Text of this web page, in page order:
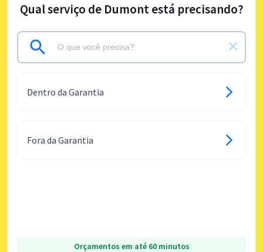
Qual serviço de Dumont está precisando?
Dentro da Garantia
Fora da Garantia
Orçamentos em até 60 minutos